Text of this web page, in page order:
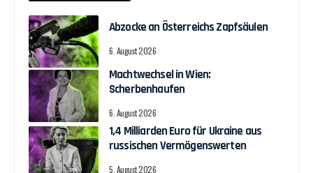
Abzocke an Österreichs Zapfsäulen
6. August 2026
Machtwechsel in Wien:
Scherbenhaufen
6. August 2026
1,4 Milliarden Euro für Ukraine aus
russischen Vermögenswerten
5. August 2026